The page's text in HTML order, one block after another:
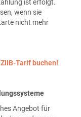
ist erfolgt.
wenn sie
nicht mehr
Tarif buchen!
Angebot für